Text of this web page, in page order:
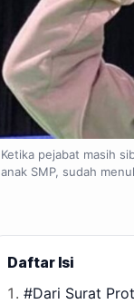
Ketika pejabat masih
anak SMP, sudah
Daftar Isi
#Dari Surat